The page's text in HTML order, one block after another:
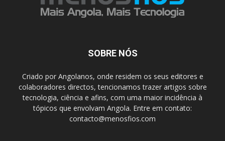
SOBRE NÓS
Criado por Angolanos, onde residem os seus editores e
colaboradores directos, tencionamos trazer artigos sobre
tecnologia, ciência e afins, com uma maior incidência à
tópicos que envolvam Angola. Entre em contato:
contacto@menosfios.com